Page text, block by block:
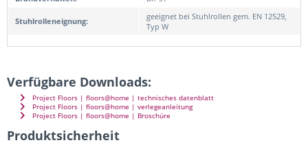
Stuhlrolleneignung:
geeignet bei Stuhlrollen gem. EN 12529,
Typ W
Verfügbare Downloads:
Project Floors | floors@home | technisches datenblatt
Project Floors | floors@home | verlegeanleitung
Project Floors | floors@home | Broschüre
Produktsicherheit